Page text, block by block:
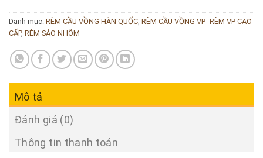
Danh mục: RÈM CẦU VỒNG HÀN QUỐC, RÈM CẦU VỒNG VP- RÈM VP CAO
CẤP, RÈM SÁO NHÔM
Mô tả
Đánh giá (0)
Thông tin thanh toán